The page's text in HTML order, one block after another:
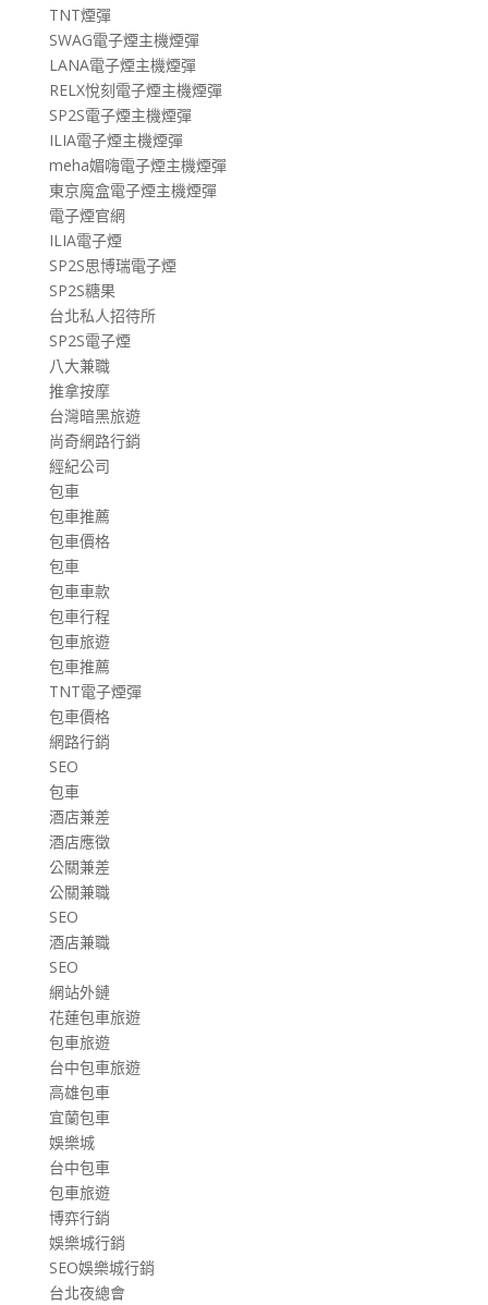
TNT煙彈
SWAG電子煙主機煙彈
LANA電子煙主機煙彈
RELX悅刻電子煙主機煙彈
SP2S電子煙主機煙彈
ILIA電子煙主機煙彈
meha媚嗨電子煙主機煙彈
東京魔盒電子煙主機煙彈
電子煙官網
ILIA電子煙
SP2S思博瑞電子煙
SP2S糖果
台北私人招待所
SP2S電子煙
八大兼職
推拿按摩
台灣暗黑旅遊
尚奇網路行銷
經紀公司
包車
包車推薦
包車價格
包車
包車車款
包車行程
包車旅遊
包車推薦
TNT電子煙彈
包車價格
網路行銷
SEO
包車
酒店兼差
酒店應徵
公關兼差
公關兼職
SEO
酒店兼職
SEO
網站外鏈
花蓮包車旅遊
包車旅遊
台中包車旅遊
高雄包車
宜蘭包車
娛樂城
台中包車
包車旅遊
博弈行銷
娛樂城行銷
SEO娛樂城行銷
台北夜總會